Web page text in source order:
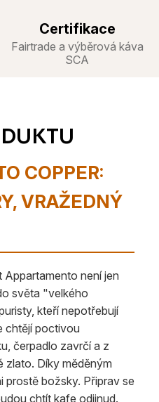
Certifikace
Fairtrade a výběrová káva
SCA
COPPER:
VRAŽEDNÝ
není jen
světa "velkého
kteří nepotřebují
chtějí poctivou
čerpadlo zavrčí a z
zlato. Díky měděným
prostě božsky. Připrav se
chtít kafe odjinud.